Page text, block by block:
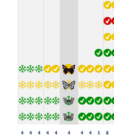
4 4 4 4 4 4 4 4 5 8